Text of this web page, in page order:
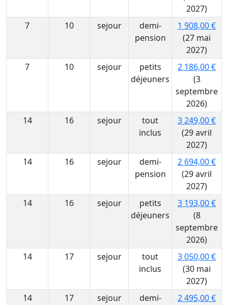
2027)
7
10 sejour
demi-
pension
1 908,00 €
(27 mai
2027)
7
10 sejour
petits
déjeuners
2 186,00 €
(3
septembre
2026)
14
16 sejour
tout
inclus
3 249,00 €
(29 avril
2027)
14
16 sejour
demi-
pension
2 694,00 €
(29 avril
2027)
14
16 sejour
petits
déjeuners
3 193,00 €
(8
septembre
2026)
14
17 sejour
tout
inclus
3 050,00 €
(30 mai
2027)
14
17 sejour
demi-
2 495,00 €